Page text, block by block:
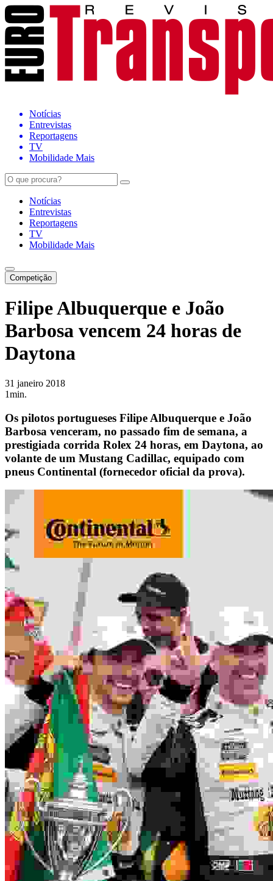
Notícias
Entrevistas
Reportagens
TV
Mobilidade Mais
Notícias
Entrevistas
Reportagens
TV
Mobilidade Mais
Competição
Filipe Albuquerque e João
Barbosa vencem 24 horas de
Daytona
31 janeiro 2018
1min.
Os pilotos portugueses Filipe Albuquerque e João
Barbosa venceram, no passado fim de semana, a
prestigiada corrida Rolex 24 horas, em Daytona, ao
volante de um Mustang Cadillac, equipado com
pneus Continental (fornecedor oficial da prova).